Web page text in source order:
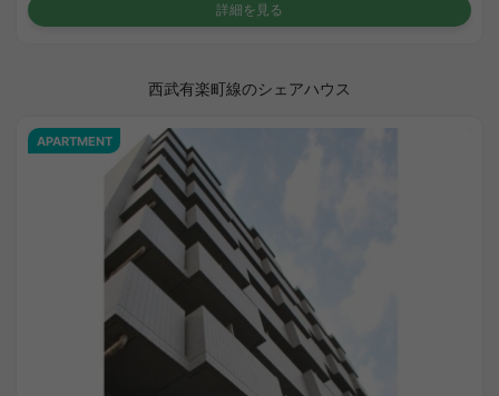
詳細を見る
西武有楽町線のシェアハウス
APARTMENT